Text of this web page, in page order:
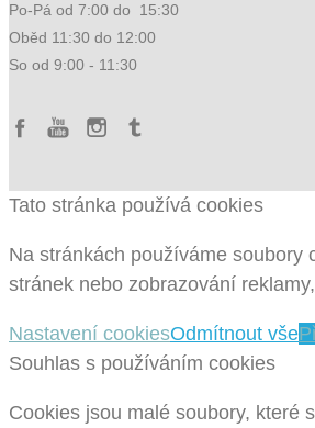
Po-Pá od 7:00 do 15:30
Oběd 11:30 do 12:00
So od 9:00 - 11:30
Tato stránka používá cookies
Na stránkách používáme soubory
stránek nebo zobrazování
Nastavení cookiesOdmítnout vše
Souhlas s používáním cookies
Cookies jsou malé soubory, které